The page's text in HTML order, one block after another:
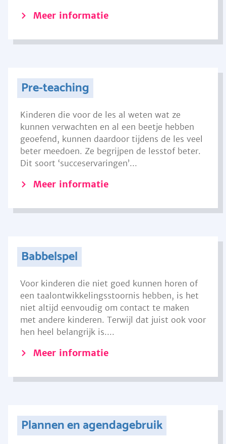
Meer informatie
Pre-teaching
Kinderen die voor de les al weten wat ze
kunnen verwachten en al een beetje hebben
geoefend, kunnen daardoor tijdens de les veel
beter meedoen. Ze begrijpen de lesstof beter.
Dit soort ‘succeservaringen’...
Meer informatie
Babbelspel
Voor kinderen die niet goed kunnen horen of
een taalontwikkelingsstoornis hebben, is het
niet altijd eenvoudig om contact te maken
met andere kinderen. Terwijl dat juist ook voor
hen heel belangrijk is....
Meer informatie
Plannen en agendagebruik